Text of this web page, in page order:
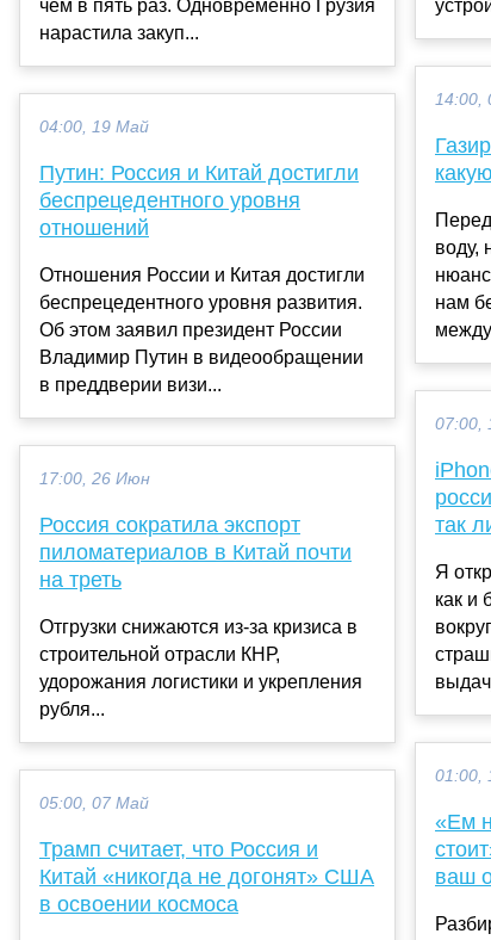
чем в пять раз. Одновременно Грузия
нарастила закуп...
04:00, 19 Май
Путин: Россия и Китай достигли
беспрецедентного уровня
отношений
Отношения России и Китая достигли
беспрецедентного уровня развития.
Об этом заявил президент России
Владимир Путин в видеообращении
в преддверии визи...
17:00, 26 Июн
Россия сократила экспорт
пиломатериалов в Китай почти
на треть
Отгрузки снижаются из-за кризиса в
строительной отрасли КНР,
удорожания логистики и укрепления
рубля...
05:00, 07 Май
Трамп считает, что Россия и
Китай «никогда не догонят» США
в освоении космоса
14:00,
воду,
нам
07:00,
так
Я
как и
01:00,
«Ем
ваш